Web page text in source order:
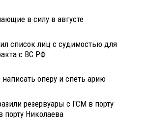
в силу в августе
список лиц с судимостью для
с ВС РФ
оперу и спеть арию
резервуары с ГСМ в порту
порту Николаева